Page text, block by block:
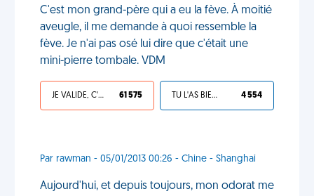
C'est mon grand-père qui a eu la fève. À moitié
aveugle, il me demande à quoi ressemble la
fève. Je n'ai pas osé lui dire que c'était une
mini-pierre tombale. VDM
JE VALIDE, C'EST UNE VDM 61 575 TU L'AS BIEN MÉRITÉ 4 554
Par rawman - 05/01/2013 00:26 - Chine - Shanghai
Aujourd'hui, et depuis toujours, mon odorat me